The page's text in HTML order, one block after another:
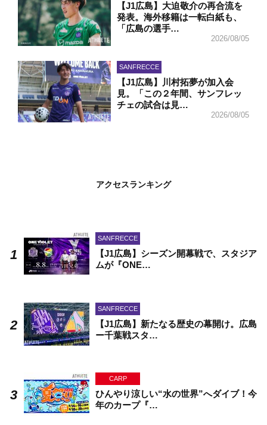
【J1広島】大迫敬介の再合流を
発表。海外移籍は一転白紙も、
「広島の選手…
2026/08/05
SANFRECCE
【J1広島】川村拓夢が加入会
見。「この２年間、サンフレッ
チェの試合は見…
2026/08/05
アクセスランキング
SANFRECCE
【J1広島】シーズン開幕戦で、スタジア
ムが『ONE…
SANFRECCE
【J1広島】新たなる歴史の幕開け。広島
ー千葉戦スタ…
CARP
ひんやり涼しい“水の世界”へダイブ！今
年のカープ『…